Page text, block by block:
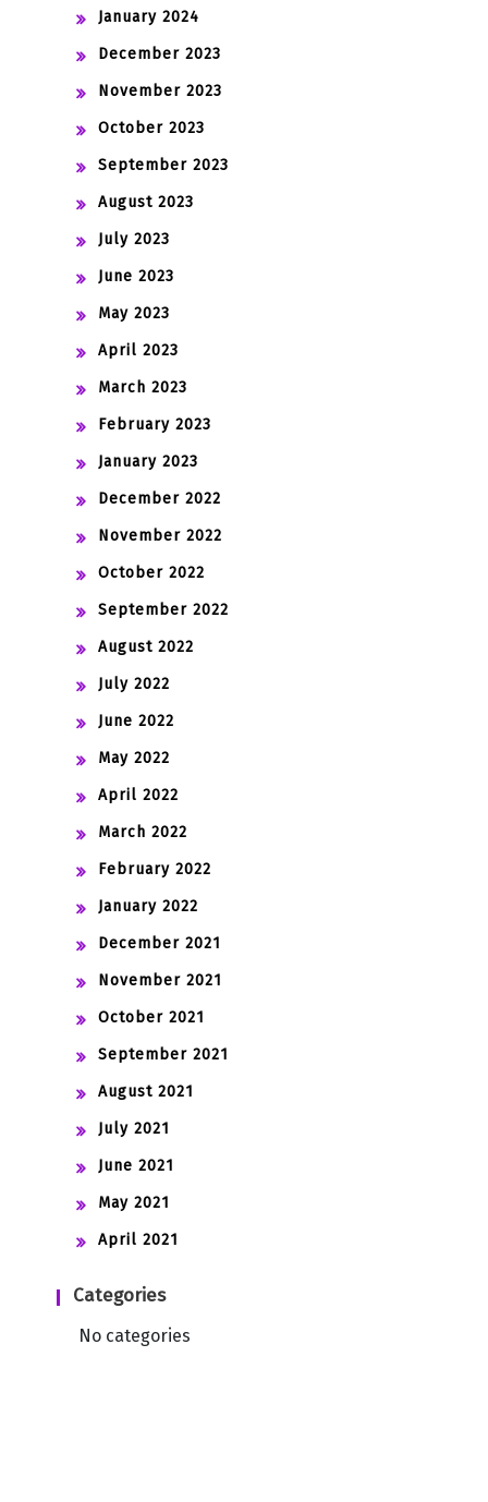
January 2024
December 2023
November 2023
October 2023
September 2023
August 2023
July 2023
June 2023
May 2023
April 2023
March 2023
February 2023
January 2023
December 2022
November 2022
October 2022
September 2022
August 2022
July 2022
June 2022
May 2022
April 2022
March 2022
February 2022
January 2022
December 2021
November 2021
October 2021
September 2021
August 2021
July 2021
June 2021
May 2021
April 2021
Categories
No categories